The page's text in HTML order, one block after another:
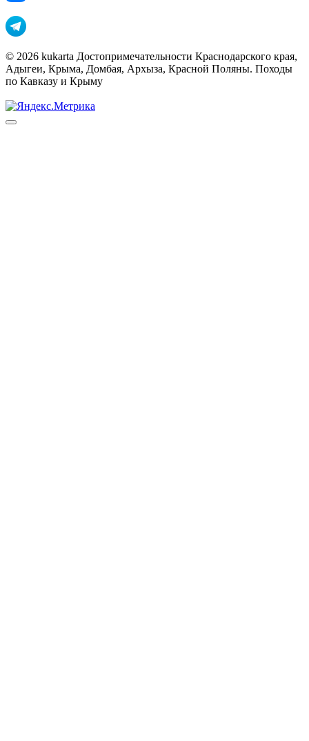
© 2026 kukarta Достопримечательности Краснодарского края,
Адыгеи, Крыма, Домбая, Архыза, Красной Поляны. Походы
по Кавказу и Крыму